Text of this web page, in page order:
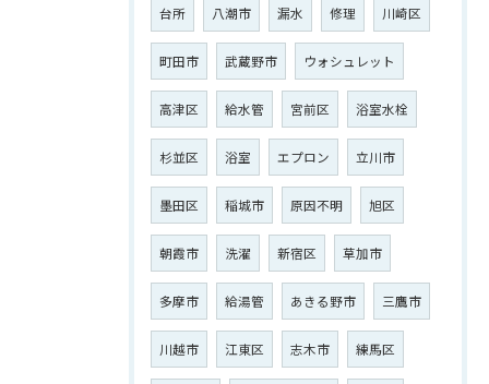
台所 八潮市 漏水 修理 川崎区
町田市 武蔵野市 ウォシュレット
高津区 給水管 宮前区 浴室水栓
杉並区 浴室 エプロン 立川市
墨田区 稲城市 原因不明 旭区
朝霞市 洗濯 新宿区 草加市
多摩市 給湯管 あきる野市 三鷹市
川越市 江東区 志木市 練馬区